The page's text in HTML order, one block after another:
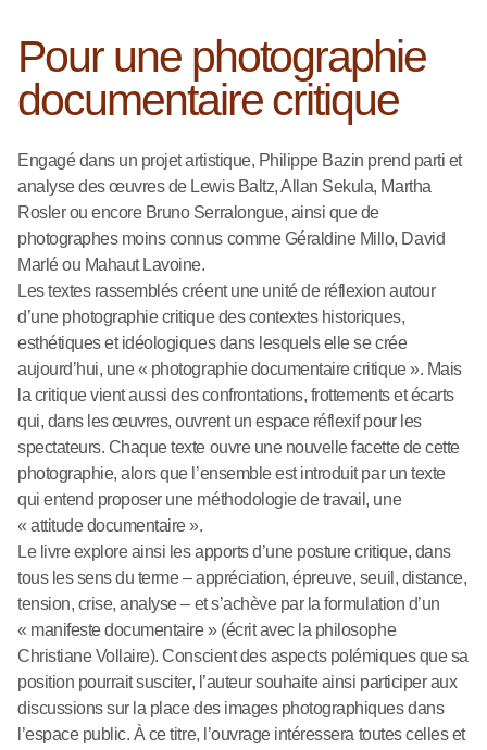
Pour une photographie
documentaire critique
Engagé dans un projet artistique, Philippe Bazin prend parti et
analyse des œuvres de Lewis Baltz, Allan Sekula, Martha
Rosler ou encore Bruno Serralongue, ainsi que de
photographes moins connus comme Géraldine Millo, David
Marlé ou Mahaut Lavoine.
Les textes rassemblés créent une unité de réflexion autour
d’une photographie critique des contextes historiques,
esthétiques et idéologiques dans lesquels elle se crée
aujourd’hui, une « photographie documentaire critique ». Mais
la critique vient aussi des confrontations, frottements et écarts
qui, dans les œuvres, ouvrent un espace réflexif pour les
spectateurs. Chaque texte ouvre une nouvelle facette de cette
photographie, alors que l’ensemble est introduit par un texte
qui entend proposer une méthodologie de travail, une
« attitude documentaire ».
Le livre explore ainsi les apports d’une posture critique, dans
tous les sens du terme – appréciation, épreuve, seuil, distance,
tension, crise, analyse – et s’achève par la formulation d’un
« manifeste documentaire » (écrit avec la philosophe
Christiane Vollaire). Conscient des aspects polémiques que sa
position pourrait susciter, l’auteur souhaite ainsi participer aux
discussions sur la place des images photographiques dans
l’espace public. À ce titre, l’ouvrage intéressera toutes celles et